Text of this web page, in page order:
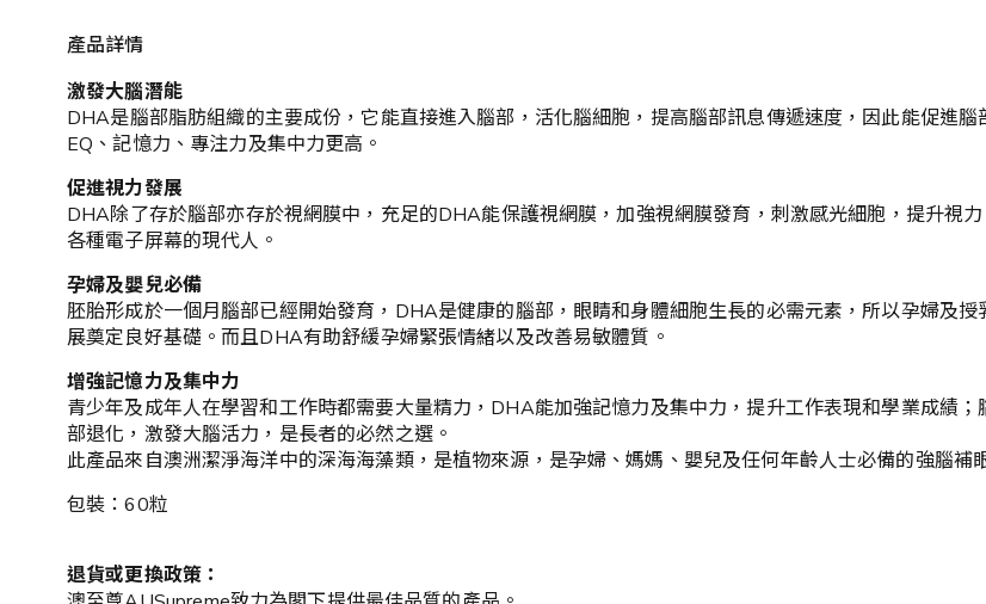
產品詳情
激發大腦潛能
DHA是腦部脂肪組織的主要成份，它能直接進入腦部，活化腦細胞，提高腦部訊息傳遞速度，因此能促進
EQ、記憶力、專注力及集中力更高。
促進視力發展
DHA除了存於腦部亦存於視網膜中，充足的DHA能保護視網膜，加強視網膜發育，刺激感光細胞，提升視
各種電子屏幕的現代人。
孕婦及嬰兒必備
胚胎形成於一個月腦部已經開始發育，DHA是健康的腦部，眼睛和身體細胞生長的必需元素，所以孕婦及
展奠定良好基礎。而且DHA有助舒緩孕婦緊張情緒以及改善易敏體質。
增強記憶力及集中力
青少年及成年人在學習和工作時都需要大量精力，DHA能加強記憶力及集中力，提升工作表現和學業成績
部退化，激發大腦活力，是長者的必然之選。
此產品來自澳洲潔淨海洋中的深海海藻類，是植物來源，是孕婦、媽媽、嬰兒及任何年齡人士必備的強腦補
包裝：60粒
退貨或更換政策：